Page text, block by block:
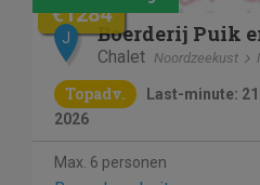
€1284
J
Chalet Noordzeekust
Topadv.
Last-minute:
2026
Max. 6 personen